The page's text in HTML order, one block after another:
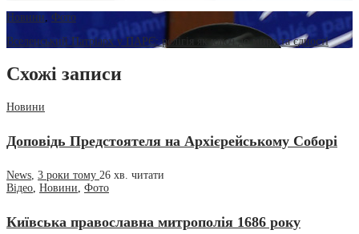
Новини
Фото
Вселенський Патріарх у ПАРЄ: релігія як ключ до миру та єдності
Схожі записи
Новини
Доповідь Предстоятеля на Архієрейському Соборі
News, 3 роки тому 26 хв. читати
Відео, Новини, Фото
Київська православна митрополія 1686 року